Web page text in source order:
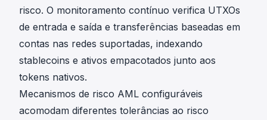
risco. O monitoramento contínuo verifica UTXOs
de entrada e saída e transferências baseadas em
contas nas redes suportadas, indexando
stablecoins e ativos empacotados junto aos
tokens nativos.
Mecanismos de risco AML configuráveis
acomodam diferentes tolerâncias ao risco